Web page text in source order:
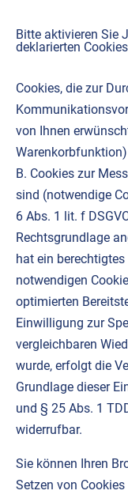
Bitte aktivieren Sie
deklarierten
Cookies, die zur
von Ihnen
B. Cookies zur
sind (notwendige
6 Abs. 1 lit. f
Rechtsgrundlage
hat ein
notwendigen
optimierten
Einwilligung zur
vergleichbaren
wurde, erfolgt die
Grundlage dieser
und § 25 Abs. 1
widerrufbar.
Sie können Ihren
Setzen von